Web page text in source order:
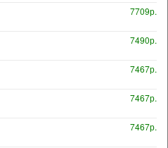
7709р.
7490р.
7467р.
7467р.
7467р.